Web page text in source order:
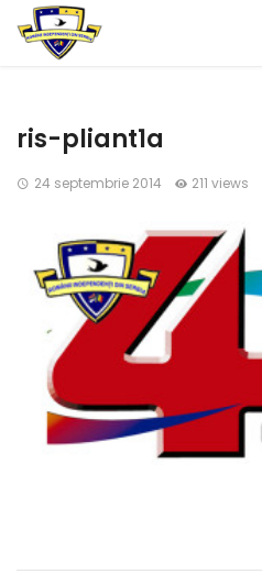
ris-pliant1a
24 septembrie 2014 211 views